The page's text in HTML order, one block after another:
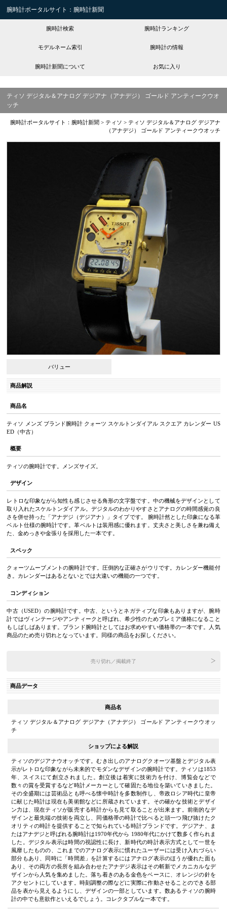
腕時計ポータルサイト：腕時計新聞
腕時計検索 腕時計ランキング
モデルネーム索引 腕時計の情報
腕時計新聞について お気に入り
ティソ デジタル＆アナログ デジアナ（アナデジ） ゴールド アンティークウオ
ッチ
腕時計ポータルサイト：腕時計新聞 > ティソ > ティソ デジタル＆アナログ デジアナ
（アナデジ） ゴールド アンティークウオッチ
バリュー
商品解説
商品名
ティソ メンズ ブランド腕時計 クォーツ スケルトンダイアル スクエア カレンダー US
ED（中古）
概要
ティソの腕時計です。メンズサイズ。
デザイン
レトロな印象ながら知性も感じさせる角形の文字盤です。中の機械をデザインとして
取り入れたスケルトンダイアル。デジタルのわかりやすさとアナログの時間感覚の良
さを併せ持った「アナデジ（デジアナ）」タイプです。 腕時計然とした印象になる革
ベルト仕様の腕時計です。革ベルトは装用感に優れます。丈夫さと美しさを兼ね備え
た、金めっきや金張りを採用した一本です。
スペック
クォーツムーブメントの腕時計です。圧倒的な正確さがウリです。カレンダー機能付
き。カレンダーはあるとないとでは大違いの機能の一つです。
コンディション
中古（USED）の腕時計です。中古、というとネガティブな印象もありますが、腕時
計ではヴィンテージやアンティークと呼ばれ、希少性のためプレミア価格になること
もしばしばあります。ブランド腕時計としてはお求めやすい価格帯の一本です。人気
商品のため売り切れとなっています。同様の商品をお探しください。
売り切れ／掲載終了
商品データ
商品名
ティソ デジタル＆アナログ デジアナ（アナデジ） ゴールド アンティークウオッ
チ
ショップによる解説
ティソのデジアナウオッチです。むき出しのアナログクオーツ基盤とデジタル表
示がレトロな印象ながら未来的でモダンなデザインの腕時計です。ティソは1853
年、スイスにて創立されました。創立後は着実に技術力を付け、博覧会などで
数々の賞を受賞するなど時計メーカーとして確固たる地位を築いていきました。
その全盛期には芸術品とも呼べる懐中時計を多数制作し、帝政ロシア時代に皇帝
に献じた時計は現在も美術館などに所蔵されています。その確かな技術とデザイ
ン力は、現在ティソが販売する時計からも見て取ることが出来ます。前衛的なデ
ザインと最先端の技術を両立し、同価格帯の時計で比べると頭一つ飛び抜けたク
オリティの時計を提供することで知られている時計ブランドです。デジアナ、ま
たはアナデジと呼ばれる腕時計は1970年代から 1980年代にかけて数多く作られま
した。デジタル表示は時間の視認性に長け、新時代の時計表示方式として一世を
風靡したものの、これまでのアナログ表示に慣れたユーザーには受け入れづらい
部分もあり、同時に「時間差」を計算するにはアナログ表示のほうが優れた面も
あり、その両方の長所を組み合わせたアナデジ表示はその斬新でメカニカルなデ
ザインから人気を集めました。落ち着きのある金色をベースに、オレンジの針を
アクセントにしています。時刻調整の際などに実際に作動させることのできる部
品を表から見えるようにし、デザインの一部としています。数あるティソの腕時
計の中でも意欲作といえるでしょう。コレクタブルな一本です。